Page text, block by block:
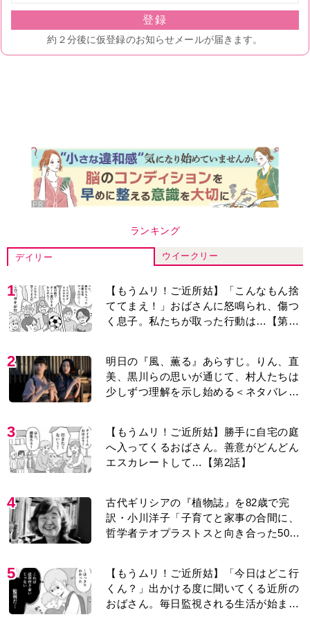
ランキング
デイリー ウイークリー
1
【もうムリ！ご近所姑】「こんなもん捨
ててまえ！」おばさんに怒鳴られ、傷つ
く息子。私たちが取った行動は…【第3
2
明日の『風、薫る』あらすじ。りん、直
美、黒川らの思いが通じて、村人たちは
少しずつ理解を示し始める＜ネタバレあ
3
【もうムリ！ご近所姑】勝手に自宅の庭
へ入ってくるおばさん。善意がどんどん
エスカレートして…【第2話】
4
古代ギリシアの『植物誌』を82歳で完
訳・小川洋子「子育てと家事の合間に、
哲学者テオプラストスと向き合った50
5
【もうムリ！ご近所姑】「今日はどこ行
くん？」出かける度に聞いてくる近所の
おばさん。毎日監視される生活が始ま